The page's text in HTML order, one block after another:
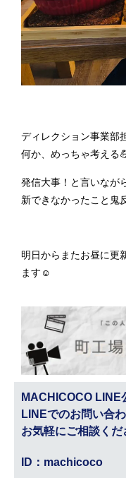
ディレクション事業部
何か、めっちゃ考える
発信大事！と言いなが
新できなかったこと鬼
明日からまたお昼に更
ます☺️
MACHICOCO LINE
LINEでのお問い合
お気軽にご相談くだ
ID：machicoco